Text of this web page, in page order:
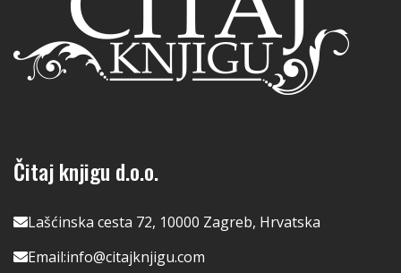
Čitaj knjigu d.o.o.
Lašćinska cesta 72, 10000 Zagreb, Hrvatska
Email:info@citajknjigu.com